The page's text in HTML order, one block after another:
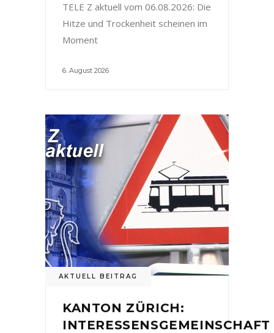
TELE Z aktuell vom 06.08.2026: Die
Hitze und Trockenheit scheinen im
Moment
6. August 2026
AKTUELL BEITRAG
KANTON ZÜRICH:
INTERESSENSGEMEINSCHAFT